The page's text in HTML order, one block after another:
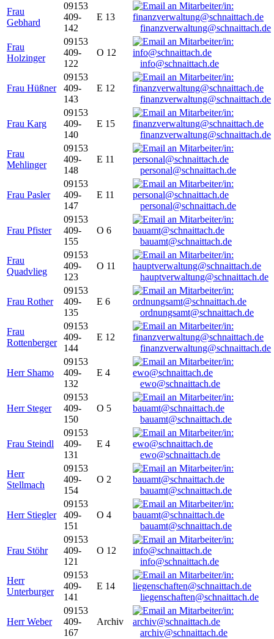
Frau
Gebhard
09153
409-
142
E 13
finanzverwaltung@schnaittach.de
Frau
Holzinger
09153
409-
122
O 12
info@schnaittach.de
Frau Hüßner
09153
409-
143
E 12
finanzverwaltung@schnaittach.de
Frau Karg
09153
409-
140
E 15
finanzverwaltung@schnaittach.de
Frau
Mehlinger
09153
409-
148
E 11
personal@schnaittach.de
Frau Pasler
09153
409-
147
E 11
personal@schnaittach.de
Frau Pfister
09153
409-
155
O 6
bauamt@schnaittach.de
Frau
Quadvlieg
09153
409-
123
O 11
hauptverwaltung@schnaittach.de
Frau Rother
09153
409-
135
E 6
ordnungsamt@schnaittach.de
Frau
Rottenberger
09153
409-
144
E 12
finanzverwaltung@schnaittach.de
Herr Shamo
09153
409-
132
E 4
ewo@schnaittach.de
Herr Steger
09153
409-
150
O 5
bauamt@schnaittach.de
Frau Steindl
09153
409-
131
E 4
ewo@schnaittach.de
Herr
Stellmach
09153
409-
154
O 2
bauamt@schnaittach.de
Herr Stiegler
09153
409-
151
O 4
bauamt@schnaittach.de
Frau Stöhr
09153
409-
121
O 12
info@schnaittach.de
Herr
Unterburger
09153
409-
141
E 14
liegenschaften@schnaittach.de
Herr Weber
09153
409-
167
Archiv
archiv@schnaittach.de